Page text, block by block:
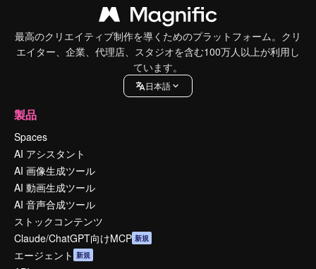
最高のクリエイティブ制作を導くためのプラットフォーム。クリ
エイター、企業、代理店、スタジオを含む100万人以上が利用し
ています。
日本語
製品
Spaces
AI アシスタント
AI 画像生成ツール
AI 動画生成ツール
AI 音声合成ツール
ストックコンテンツ
Claude/ChatGPT向けMCP 新規
エージェント 新規